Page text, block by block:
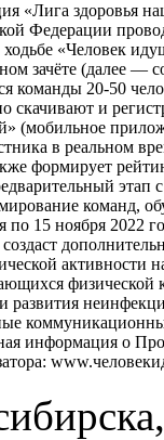
«Лига здоровья
Федерации
«Человек
зачёте (далее —
команды 20-50
скачивают и
(мобильное
в реальном
формирует
этап
команд,
по 15 ноября 2022
активности
физической
развития
информация о